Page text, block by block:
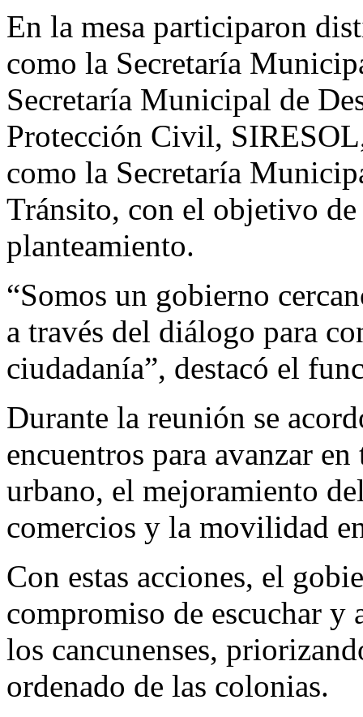
En la mesa participaron
como la Secretaría
Secretaría Municipal de
Protección Civil,
como la Secretaría
Tránsito, con el objetivo de
planteamiento.
“Somos un gobierno
a través del diálogo para
ciudadanía”, destacó el
Durante la reunión se
encuentros para avanzar
urbano, el mejoramiento
comercios y la movilidad
Con estas acciones, el
compromiso de escuchar y
los cancunenses,
ordenado de las colonias.